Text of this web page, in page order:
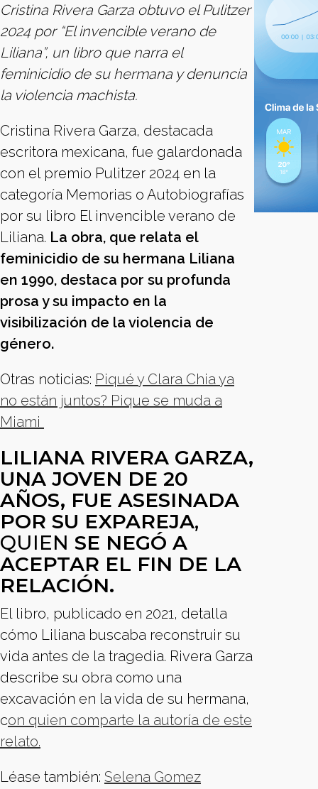
Cristina Rivera Garza obtuvo el Pulitzer
2024 por “El invencible verano de
Liliana”, un libro que narra el
feminicidio de su hermana y denuncia
la violencia machista.
Cristina Rivera Garza, destacada
escritora mexicana, fue galardonada
con el premio Pulitzer 2024 en la
categoría Memorias o Autobiografías
por su libro El invencible verano de
Liliana. La obra, que relata el
feminicidio de su hermana Liliana
en 1990, destaca por su profunda
prosa y su impacto en la
visibilización de la violencia de
género.
Otras noticias: Piqué y Clara Chia ya
no están juntos? Pique se muda a
Miami
LILIANA RIVERA GARZA,
UNA JOVEN DE 20
AÑOS, FUE ASESINADA
POR SU EXPAREJA,
QUIEN SE NEGÓ A
ACEPTAR EL FIN DE LA
RELACIÓN.
El libro, publicado en 2021, detalla
cómo Liliana buscaba reconstruir su
vida antes de la tragedia. Rivera Garza
describe su obra como una
excavación en la vida de su hermana,
con quien comparte la autoría de este
relato.
Léase también: Selena Gomez